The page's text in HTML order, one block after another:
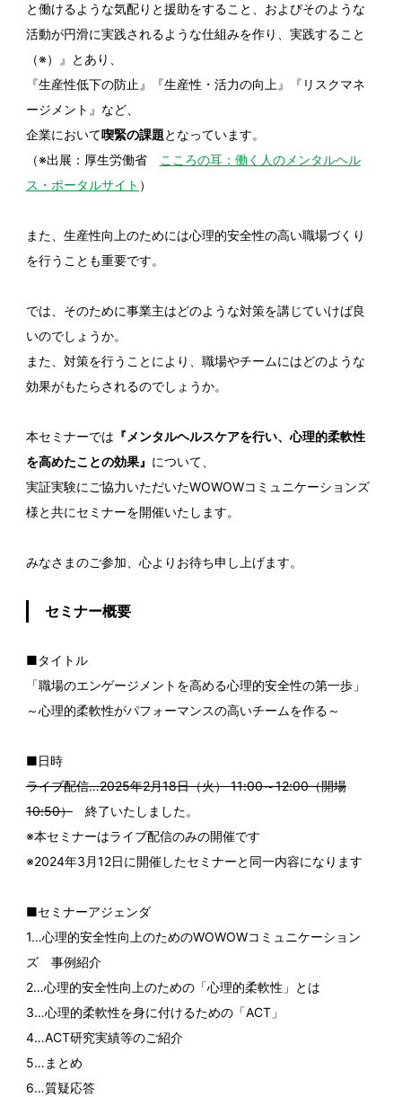
と働けるような気配りと援助をすること、およびそのような
活動が円滑に実践されるような仕組みを作り、実践すること
（※）』とあり、
『生産性低下の防止』『生産性・活力の向上』『リスクマネ
ージメント』など、
企業において喫緊の課題となっています。
（※出展：厚生労働省
こころの耳：働く人のメンタルヘル
ス・ポータルサイト ）
また、生産性向上のためには心理的安全性の高い職場づくり
を行うことも重要です。
では、そのために事業主はどのような対策を講じていけば良
いのでしょうか。
また、対策を行うことにより、職場やチームにはどのような
効果がもたらされるのでしょうか。
本セミナーでは 『メンタルヘルスケアを行い、心理的柔軟性
を高めたことの効果』 について、
実証実験にご協力いただいたWOWOWコミュニケーションズ
様と共にセミナーを開催いたします。
みなさまのご参加、心よりお待ち申し上げます。
セミナー概要
■タイトル
「職場のエンゲージメントを高める心理的安全性の第一歩」
～心理的柔軟性がパフォーマンスの高いチームを作る～
■日時
ライブ配信…2025年2月18日（火） 11:00～12:00（開場
10:50）終了いたしました。
※本セミナーはライブ配信のみの開催です
※2024年3月12日に開催したセミナーと同一内容になります
■セミナーアジェンダ
1…心理的安全性向上のためのWOWOWコミュニケーション
ズ 事例紹介
2…心理的安全性向上のための「心理的柔軟性」とは
3…心理的柔軟性を身に付けるための「ACT」
4…ACT研究実績等のご紹介
5…まとめ
6…質疑応答